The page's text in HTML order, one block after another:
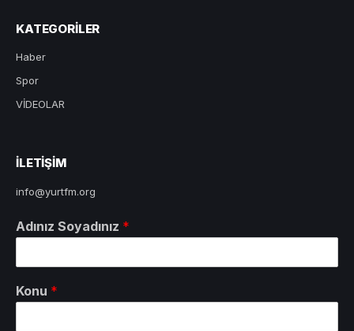
KATEGORILER
Haber
Spor
VİDEOLAR
ILETIŞIM
info@yurtfm.org
Adınız Soyadınız *
Konu *